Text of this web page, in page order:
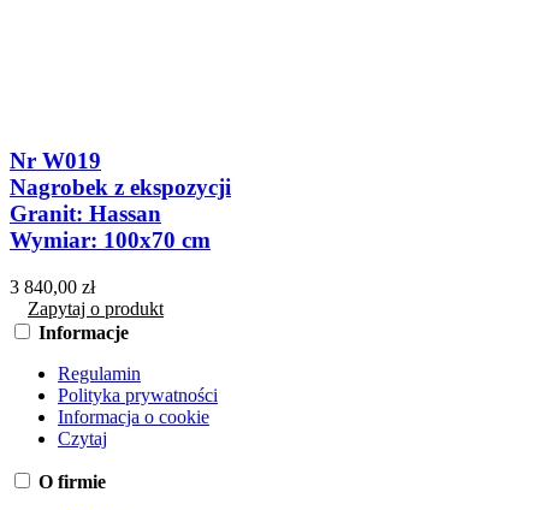
Nr W019
Nagrobek z ekspozycji
Granit: Hassan
Wymiar: 100x70 cm
3 840,00 zł
Zapytaj o produkt
Informacje
Regulamin
Polityka prywatności
Informacja o cookie
Czytaj
O firmie